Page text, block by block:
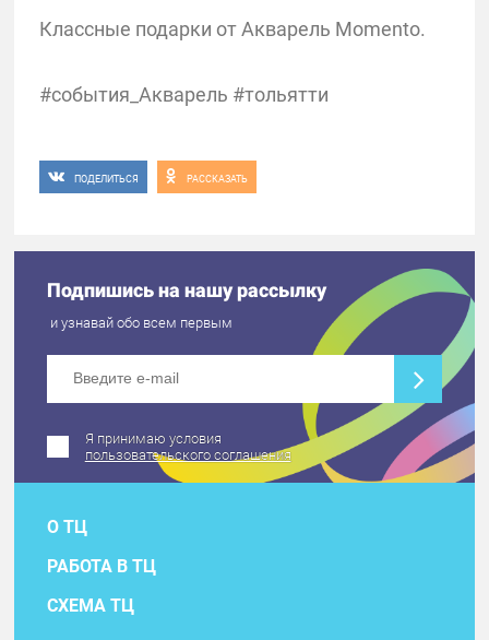
Классные подарки от Акварель Momento.
#события_Акварель #тольятти
ПОДЕЛИТЬСЯ РАССКАЗАТЬ
Подпишись на нашу рассылку
и узнавай обо всем первым
Я принимаю условия
пользовательского соглашения
О ТЦ
РАБОТА В ТЦ
СХЕМА ТЦ